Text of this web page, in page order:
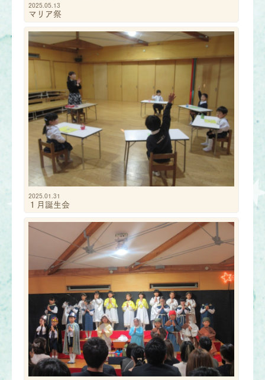
2025.05.13
マリア祭
2025.01.31
１月誕生会